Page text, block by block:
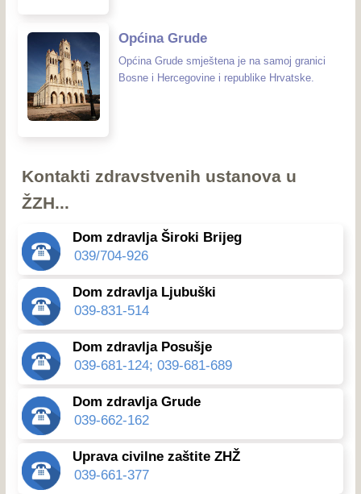
Općina Grude
Općina Grude smještena je na samoj granici
Bosne i Hercegovine i republike Hrvatske.
Kontakti zdravstvenih ustanova u
ŽZH...
Dom zdravlja Široki Brijeg
039/704-926
Dom zdravlja Ljubuški
039-831-514
Dom zdravlja Posušje
039-681-124; 039-681-689
Dom zdravlja Grude
039-662-162
Uprava civilne zaštite ZHŽ
039-661-377